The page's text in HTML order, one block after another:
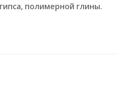
полимерной глины.